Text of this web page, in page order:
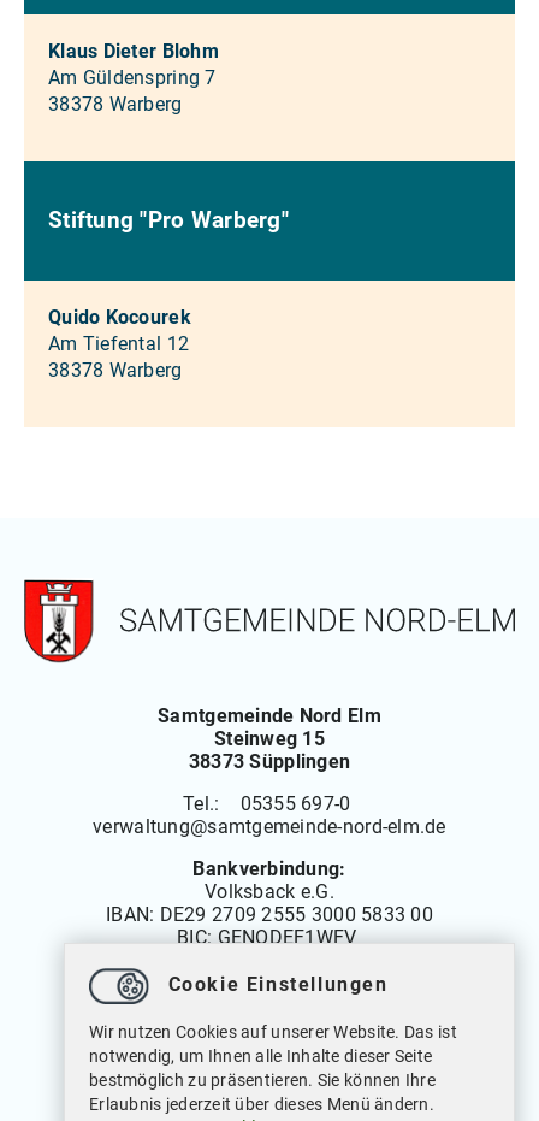
Klaus Dieter Blohm
Am Güldenspring 7
38378 Warberg
Stiftung "Pro Warberg"
Quido Kocourek
Am Tiefental 12
38378 Warberg
Samtgemeinde Nord Elm
Steinweg 15
38373 Süpplingen
Tel.: 05355 697-0
verwaltung@samtgemeinde-nord-elm.de
Bankverbindung:
Volksback e.G.
IBAN: DE29 2709 2555 3000 5833 00
BIC: GENODEF1WFV
Montag bis Freitag: 08.00 bis 12.00 Uhr
Dienstags auch von: 14.00 bis 18.00 Uhr
Mittwochs geschlossen
Cookie Einstellungen
Wir nutzen Cookies auf unserer Website. Das ist
notwendig, um Ihnen alle Inhalte dieser Seite
bestmöglich zu präsentieren. Sie können Ihre
Erlaubnis jederzeit über dieses Menü ändern.